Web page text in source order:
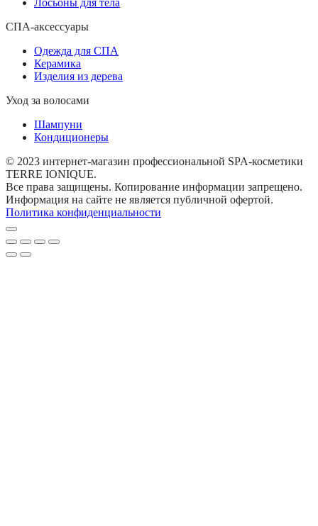
СПА-аксессуары
Одежда для СПА
Керамика
Изделия из дерева
Уход за волосами
Шампуни
Кондиционеры
© 2023 интернет-магазин профессиональной SPA-косметики
TERRE IONIQUE.
Все права защищены. Копирование информации запрещено.
Информация на сайте не является публичной офертой.
Политика конфиденциальности